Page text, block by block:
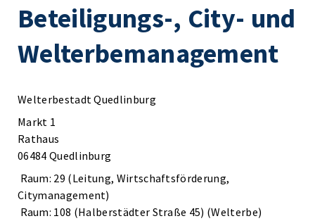
Beteiligungs-, City- und
Welterbemanagement
Welterbestadt Quedlinburg
Markt 1
Rathaus
06484 Quedlinburg
Raum: 29 (Leitung, Wirtschaftsförderung,
Citymanagement)
Raum: 108 (Halberstädter Straße 45) (Welterbe)